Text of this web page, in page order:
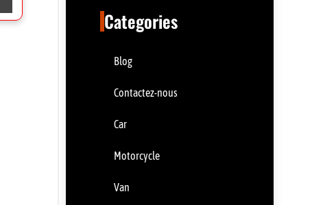
Categories
Blog
Contactez-nous
Car
Motorcycle
Van